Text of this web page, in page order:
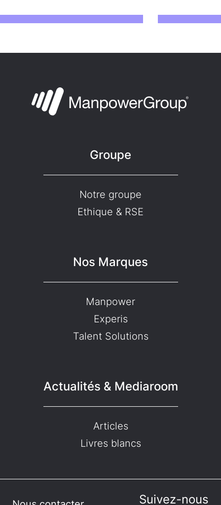
Groupe
Notre groupe
Ethique & RSE
Nos Marques
Manpower
Experis
Talent Solutions
Actualités & Mediaroom
Articles
Livres blancs
Suivez-nous